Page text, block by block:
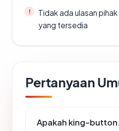
Tidak ada ulasan
yang tersedia
Pertanyaan
Apakah king-